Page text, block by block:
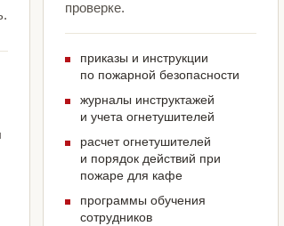
проверке.
приказы и инструкции
по пожарной безопасности
журналы инструктажей
и учета огнетушителей
расчет огнетушителей
и порядок действий при
пожаре для кафе
программы обучения
сотрудников